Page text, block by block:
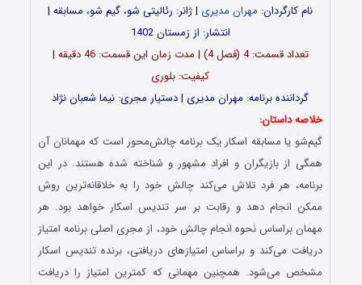
نام کارگردان: مهران مدیری | ژانر: رئالیتی شو، گیم شو، مسابقه |
انتشار: از زمستان 1402
تعداد قسمت‌: 4 (فصل 4) | مدت زمان این قسمت: 46 دقیقه |
کیفیت: بلوری
گرداننده برنامه: مهران مدیری | دستیار مجری: نیما شعبان نژاد
خلاصه داستان:
گیم‌شو یا مسابقه اسکار یک برنامه چالش‌محور است که مهمانان آن
همگی از بازیگران و افراد مشهور و شناخته‌ شده هستند. در این
برنامه، هر فرد تلاش می‌کند چالش خود را به خلاقانه‌ترین روش
ممکن انجام دهد و رقابت بر سر تندیس اسکار خواهد بود. هر
مهمان براساس نحوه انجام چالش خود، از مجری اصلی برنامه امتیاز
دریافت می‌کند و براساس امتیازهای دریافتی، برنده تندیس اسکار
مشخص می‌شود. همچنین مهمانی که کمترین امتیاز را دریافت